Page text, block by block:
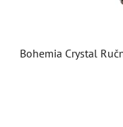
Bohemia Crystal